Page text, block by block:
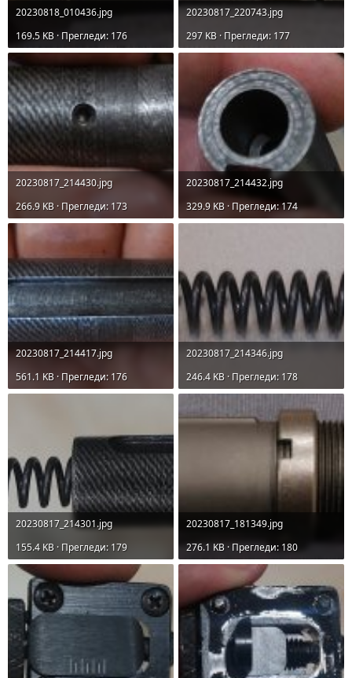
20230818_010436.jpg
169.5 KB · Прегледи: 176
20230817_220743.jpg
297 KB · Прегледи: 177
20230817_214430.jpg
266.9 KB · Прегледи: 173
20230817_214432.jpg
329.9 KB · Прегледи: 174
20230817_214417.jpg
561.1 KB · Прегледи: 176
20230817_214346.jpg
246.4 KB · Прегледи: 178
20230817_214301.jpg
155.4 KB · Прегледи: 179
20230817_181349.jpg
276.1 KB · Прегледи: 180